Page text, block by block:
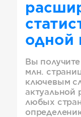
одной
Вы
млн.
ключевым
актуальной
любых